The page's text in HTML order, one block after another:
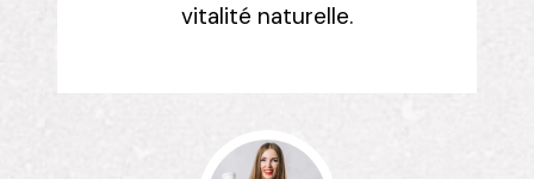
vitalité naturelle.